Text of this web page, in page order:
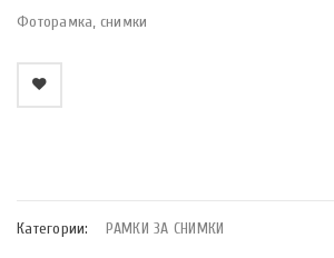
Фоторамка, снимки
Категории: РАМКИ ЗА СНИМКИ